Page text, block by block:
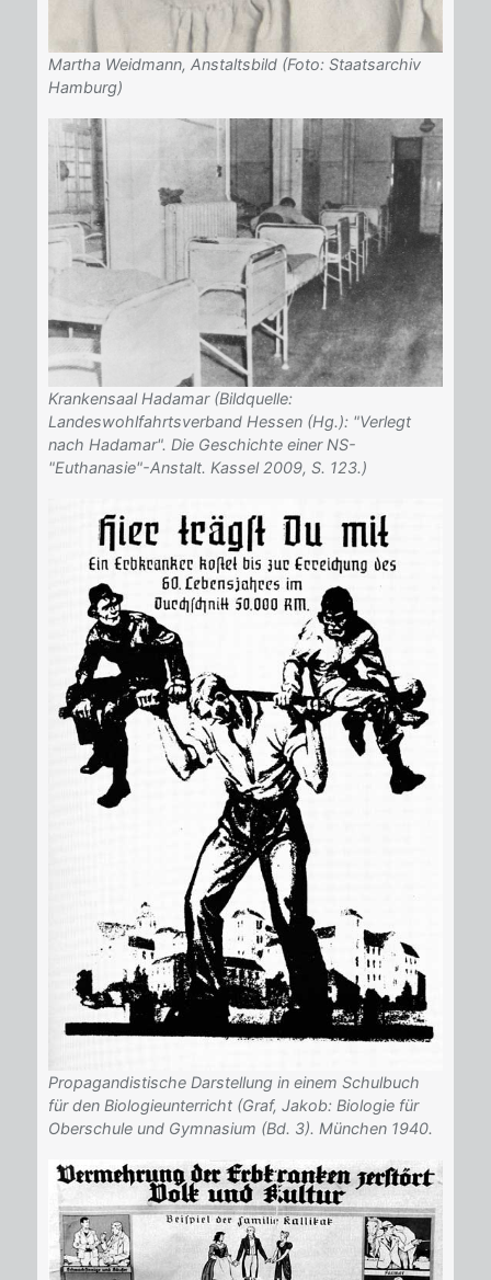
Martha Weidmann, Anstaltsbild (Foto: Staatsarchiv
Hamburg)
Krankensaal Hadamar (Bildquelle:
Landeswohlfahrtsverband Hessen (Hg.): "Verlegt
nach Hadamar". Die Geschichte einer NS-
"Euthanasie"-Anstalt. Kassel 2009, S. 123.)
Propagandistische Darstellung in einem Schulbuch
für den Biologieunterricht (Graf, Jakob: Biologie für
Oberschule und Gymnasium (Bd. 3). München 1940.